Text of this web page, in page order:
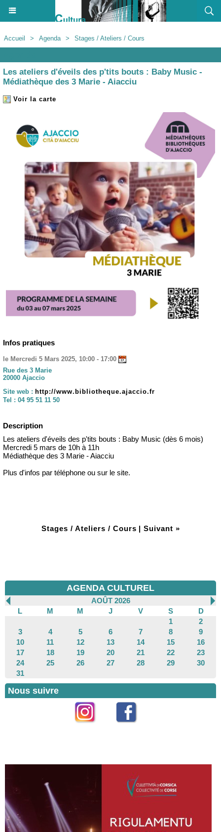
Accueil > Agenda > Stages / Ateliers / Cours
Les ateliers d'éveils des p'tits bouts : Baby Music -
Médiathèque des 3 Marie - Aiacciu
Voir la carte
Infos pratiques
le Mercredi 5 Mars 2025, 10:00 - 17:00
Rue des 3 Marie
20000 Ajaccio
Site web : http://www.bibliotheque.ajaccio.fr
Tel : 04 95 51 11 50
Description
Les ateliers d'éveils des p'tits bouts : Baby Music (dès 6 mois)
Mercredi 5 mars de 10h à 11h
Médiathèque des 3 Marie - Aiacciu
Plus d'infos par téléphone ou sur le site.
Stages / Ateliers / Cours | Suivant »
AGENDA CULTUREL
AOÛT 2026
L
M M J V S
D
1
2
3
4 5 6 7 8
9
10
11 12 13 14 15
16
17
18 19 20 21 22
23
24
25 26 27 28 29
30
31
Nous suivre